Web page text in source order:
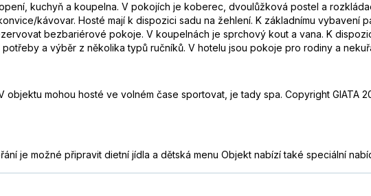
kuchyň a koupelna. V pokojích je koberec, dvoulůžková postel a
kávovar. Hosté mají k dispozici sadu na žehlení. K základnímu vybavení
bezbariérové pokoje. V koupelnách je sprchový kout a vana. K
a výběr z několika typů ručníků. V hotelu jsou pokoje pro rodiny a
objektu mohou hosté ve volném čase sportovat, je tady spa. Copyright GIATA
je možné připravit dietní jídla a dětská menu Objekt nabízí také speciální